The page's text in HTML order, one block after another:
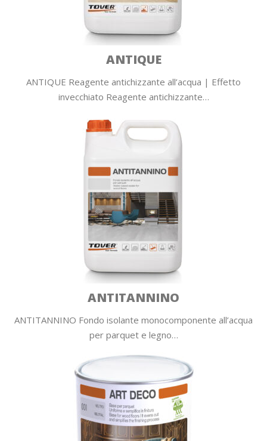
ANTIQUE
ANTIQUE Reagente antichizzante all’acqua | Effetto
invecchiato Reagente antichizzante…
ANTITANNINO
ANTITANNINO Fondo isolante monocomponente all’acqua
per parquet e legno…